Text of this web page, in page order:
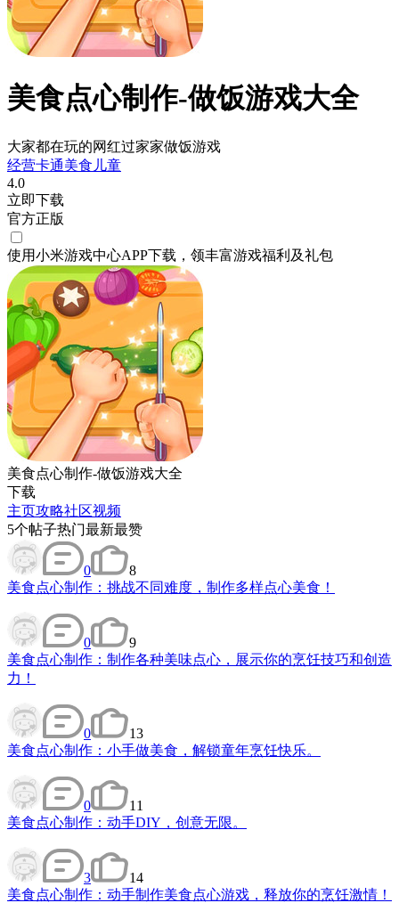
美食点心制作-做饭游戏大全
大家都在玩的网红过家家做饭游戏
经营卡通美食 儿童
4.0
立即下载
官方正版
使用小米游戏中心APP下载 ，领丰富游戏福利 及礼包
美食点心制作-做饭游戏大全
下载
主页攻略社区视频
5个帖子热门最新最赞
0
8
美食点心制作：挑战不同难度，制作多样点心美食！
0
9
美食点心制作：制作各种美味点心，展示你的烹饪技巧和创造
力！
0
13
美食点心制作：小手做美食，解锁童年烹饪快乐。
0
11
美食点心制作：动手DIY，创意无限。
3
14
美食点心制作：动手制作美食点心游戏，释放你的烹饪激情！